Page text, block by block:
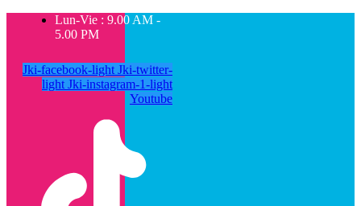
Lun-Vie : 9.00 AM -
5.00 PM
Jki-facebook-light Jki-twitter-
light Jki-instagram-1-light
Youtube